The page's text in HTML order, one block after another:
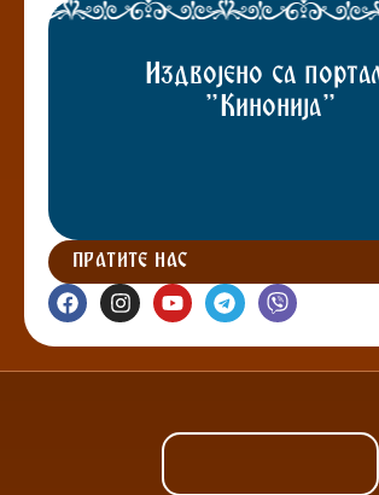
Издвојено са
"Кинонија"
ПРАТИТЕ НАС